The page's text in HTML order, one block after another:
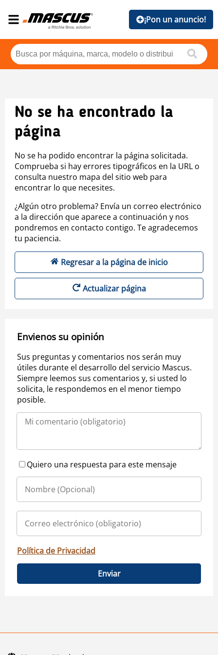
¡Pon un anuncio!
No se ha encontrado la
página
No se ha podido encontrar la página solicitada.
Comprueba si hay errores tipográficos en la URL o
consulta nuestro mapa del sitio web para
encontrar lo que necesites.
¿Algún otro problema? Envía un correo electrónico
a la dirección que aparece a continuación y nos
pondremos en contacto contigo. Te agradecemos
tu paciencia.
Regresar a la página de inicio
Actualizar página
Envienos su opinión
Sus preguntas y comentarios nos serán muy
útiles durante el desarrollo del servicio Mascus.
Siempre leemos sus comentarios y, si usted lo
solicita, le respondemos en el menor tiempo
posible.
Quiero una respuesta para este mensaje
Política de Privacidad
Enviar